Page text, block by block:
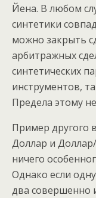
Йена. В любом
синтетики
можно закрыть
арбитражных
синтетических
инструментов,
Предела этому
Пример другого
Доллар и
ничего
Однако если
два совершенно